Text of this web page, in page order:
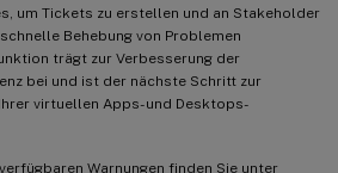
um Tickets zu erstellen und an Stakeholder
Behebung von Problemen
trägt zur Verbesserung der
bei und ist der nächste Schritt zur
virtuellen Apps- und Desktops-
Warnungen finden Sie unter